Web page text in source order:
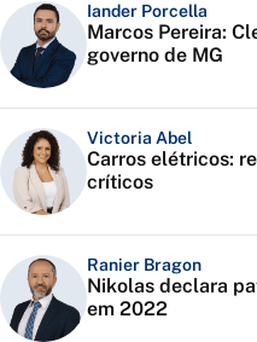
Iander Porcella
Marcos Pereira:
governo de MG
Victoria Abel
Carros elétricos:
críticos
Ranier Bragon
Nikolas declara
em 2022